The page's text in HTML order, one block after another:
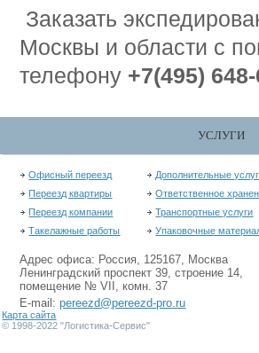
Заказать
Москвы и области с
телефону +7(495)
УСЛУГИ
Офисный переезд
Переезд квартиры
Переезд компании
Такелажные работы
Дополнительные
Ответственное
Транспортные услуги
Упаковочные
Адрес офиса: Россия, 125167, Москва
Ленинградский проспект 39, строение 14,
помещение № VII, комн. 37
E-mail:pereezd@pereezd-pro.ru
Карта сайта
© 1998-2022 "Логистика-Сервис"